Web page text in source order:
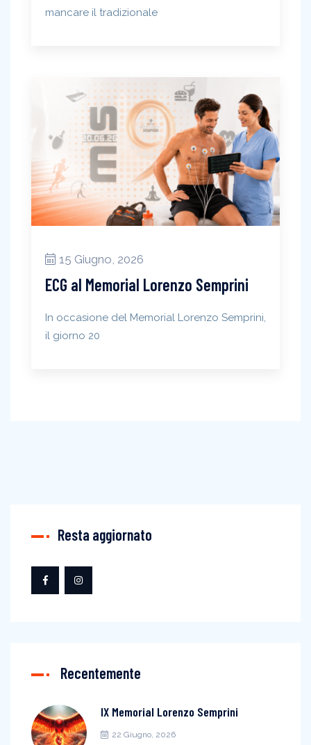
mancare il tradizionale
15 Giugno, 2026
ECG al Memorial Lorenzo Semprini
In occasione del Memorial Lorenzo Semprini,
il giorno 20
Resta aggiornato
Recentemente
IX Memorial Lorenzo Semprini
22 Giugno, 2026